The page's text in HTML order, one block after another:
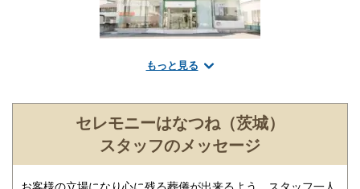
もっと見る
す。
セレモニーはなつねの葬儀プランは、最低限の葬儀内容でできる
だけ費用を抑えたプランから、ご家族と親族のみでゆったりと故
使用しお世話になった大勢の方々をお招きできるプランなど、ご
セレモニーはなつね（茨城）
スタッフのメッセージ